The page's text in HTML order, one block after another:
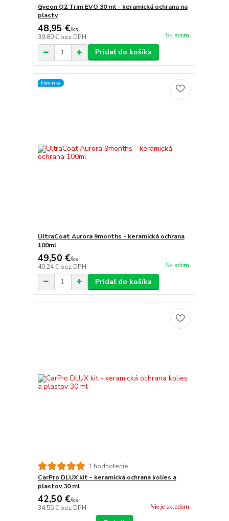
Gyeon Q2 Trim EVO 30 ml - keramická ochrana na
plasty
48,95 €/ks
39,80 € bez DPH Skladom
Pridať do košíka
Novinka
UltraCoat Aurora 9months - keramická ochrana
100ml
49,50 €/ks
40,24 € bez DPH Skladom
Pridať do košíka
1 hodnotenie
CarPro DLUX kit - keramická ochrana kolies a
plastov 30 ml
42,50 €/ks
34,55 € bez DPH Nie je skladom